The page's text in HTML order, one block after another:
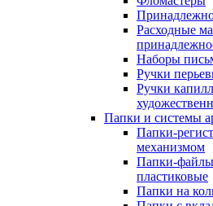
Расходные
Наборы
Ручки
Ручки
Папки и системы
Папки-
механизмом
Папки-
пластиковые
Папки на